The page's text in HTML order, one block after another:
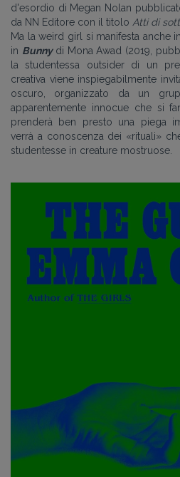
d'esordio di Megan Nolan
da NN Editore con il titolo Atti di
Ma la weird girl si manifesta anche
in Bunnydi Mona Awad (2019,
la studentessa outsider di un
creativa viene inspiegabilmente
oscuro, organizzato da un
apparentemente innocue che si
prenderà ben presto una piega
verrà a conoscenza dei «rituali»
studentesse in creature mostruose.